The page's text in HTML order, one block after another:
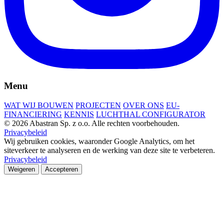
Menu
WAT WIJ BOUWEN PROJECTEN OVER ONS EU-
FINANCIERING KENNIS LUCHTHAL CONFIGURATOR
© 2026 Abastran Sp. z o.o. Alle rechten voorbehouden.
Privacybeleid
Wij gebruiken cookies, waaronder Google Analytics, om het
siteverkeer te analyseren en de werking van deze site te verbeteren.
Privacybeleid
Weigeren Accepteren